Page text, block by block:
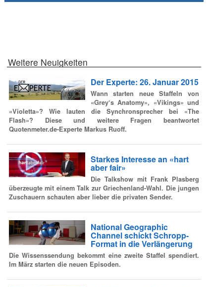
Weitere Neuigkeiten
Der Experte: 26. Januar 2015
Wann starten neue Staffeln von
«Grey‘s Anatomy», «Vikings» und
«Violetta»? Wie lauten die Synchronsprecher bei «The
Flash»? Diese und weitere Fragen beantwortet
Quotenmeter.de-Experte Markus Ruoff.
Starkes Interesse an «hart
aber fair»
Die Talkshow mit Frank Plasberg
überzeugte mit einem Talk zur Griechenland-Wahl. Die jungen
Zuschauern schauten aber lieber die privaten Sender.
National Geographic
Channel schickt Schropp-
Format in die Verlängerung
Die Wissenssendung bekommt eine zweite Staffel spendiert.
Im März starten die neuen Episoden.